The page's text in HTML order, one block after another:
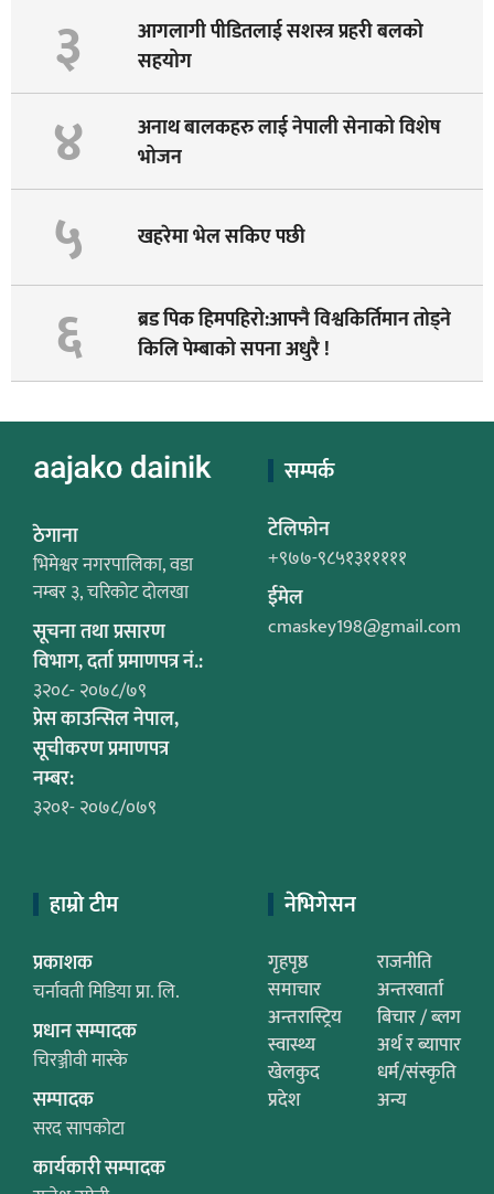
३
आगलागी पीडितलाई सशस्त्र प्रहरी बलको
सहयोग
४
अनाथ बालकहरु लाई नेपाली सेनाको विशेष
भोजन
५ खहरेमा भेल सकिए पछी
६
ब्रड पिक हिमपहिरो:आफ्नै विश्वकिर्तिमान तोड्ने
किलि पेम्बाको सपना अधुरै !
ठेगाना
भिमेश्वर नगरपालिका, वडा
नम्बर ३, चरिकोट दोलखा
सूचना तथा प्रसारण
विभाग, दर्ता प्रमाणपत्र नं.:
३२०८- २०७८/७९
प्रेस काउन्सिल नेपाल,
सूचीकरण प्रमाणपत्र
नम्बर:
३२०१- २०७८/०७९
सम्पर्क
टेलिफोन
+९७७-९८५१३१११११
ईमेल
cmaskey198@gmail.com
हाम्रो टीम
प्रकाशक
चर्नावती मिडिया प्रा. लि.
प्रधान सम्पादक
चिरञ्जीवी मास्के
सम्पादक
सरद सापकोटा
कार्यकारी सम्पादक
नेभिगेसन
गृहपृष्ठ
राजनीति
समाचार
अन्तरवार्ता
अन्तरास्ट्रिय
बिचार / ब्लग
स्वास्थ्य
अर्थ र ब्यापार
खेलकुद
धर्म/संस्कृति
प्रदेश
अन्य